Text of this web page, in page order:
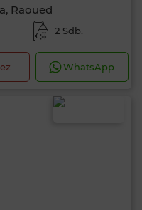
Raoued
2 Sdb.
WhatsApp